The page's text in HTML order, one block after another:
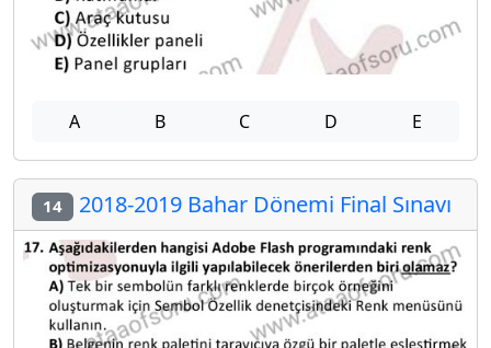
A B C D E
14 2018-2019 Bahar Dönemi Final Sınavı